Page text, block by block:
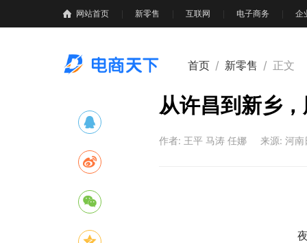
网站首页 新零售 互联网 电子商务 企
首页 / 新零售 / 正文
从许昌到新乡
作者: 王平 马涛 任娜 来源: 河南